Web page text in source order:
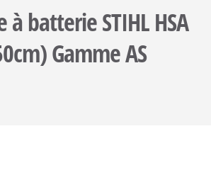
à batterie STIHL HSA
Gamme AS